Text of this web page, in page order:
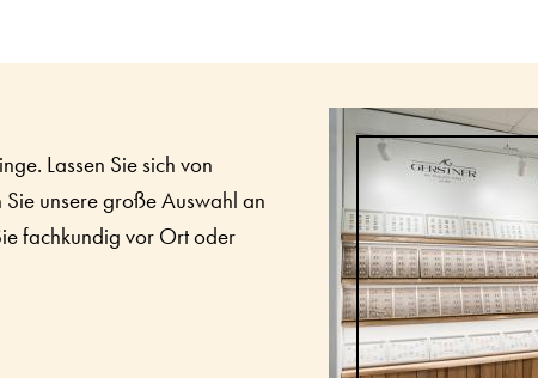
Lassen Sie sich von
unsere große Auswahl an
fachkundig vor Ort oder